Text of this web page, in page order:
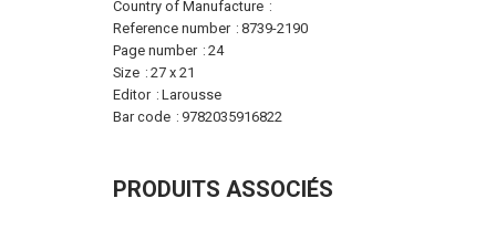
More
Information
Country of Manufacture
Reference number
8739-2190
Page number
24
Size
27 x 21
Editor
Larousse
Bar code
9782035916822
PRODUITS ASSOCIÉS